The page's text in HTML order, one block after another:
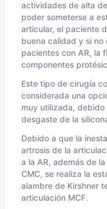
actividades de alta
poder someterse a
articular, el paciente
buena calidad y si no
pacientes con AR, la
componentes
Este tipo de cirugía
considerada una
muy utilizada,
desgaste de la
Debido a que la
artrosis de la
a la AR, además de
CMC, se realiza la
alambre de Kirshner
articulación MCF.